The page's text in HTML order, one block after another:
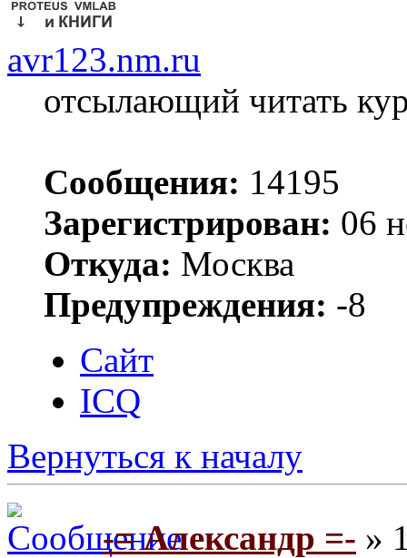
avr123.nm.ru
отсылающий читать
Сообщения: 14195
Зарегистрирован: 06
Откуда: Москва
Предупреждения: -8
Сайт
ICQ
Вернуться к началу
-= Александр =- »